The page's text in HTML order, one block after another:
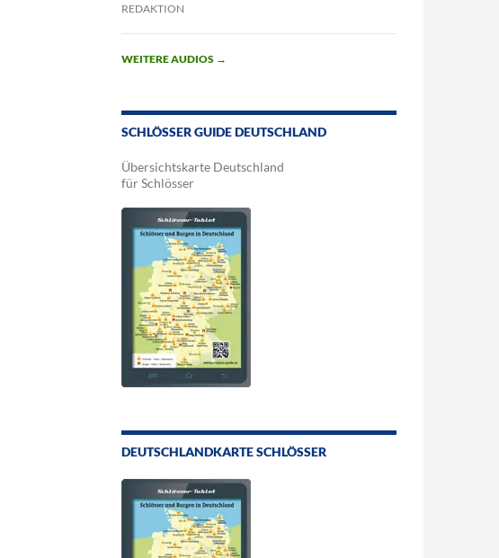
REDAKTION
WEITERE AUDIOS →
SCHLÖSSER GUIDE DEUTSCHLAND
Übersichtskarte Deutschland
für Schlösser
DEUTSCHLANDKARTE SCHLÖSSER